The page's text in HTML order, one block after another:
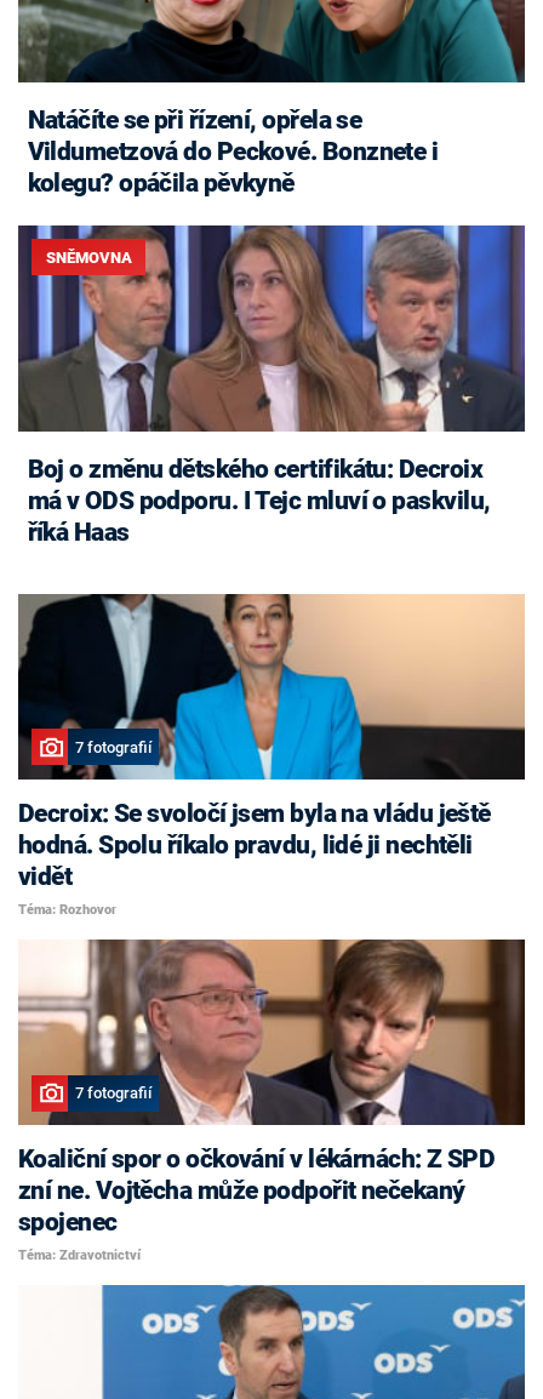
Natáčíte se při řízení, opřela se
Vildumetzová do Peckové. Bonznete i
kolegu? opáčila pěvkyně
SNĚMOVNA
Boj o změnu dětského certifikátu: Decroix
má v ODS podporu. I Tejc mluví o paskvilu,
říká Haas
7 fotografií
Decroix: Se svoločí jsem byla na vládu ještě
hodná. Spolu říkalo pravdu, lidé ji nechtěli
vidět
Téma: Rozhovor
7 fotografií
Koaliční spor o očkování v lékárnách: Z SPD
zní ne. Vojtěcha může podpořit nečekaný
spojenec
Téma: Zdravotnictví